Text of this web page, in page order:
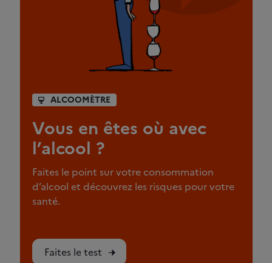
ALCOOMÈTRE
Vous en êtes où avec
l’alcool ?
Faites le point sur votre consommation
d’alcool et découvrez les risques pour votre
santé.
Faites le test